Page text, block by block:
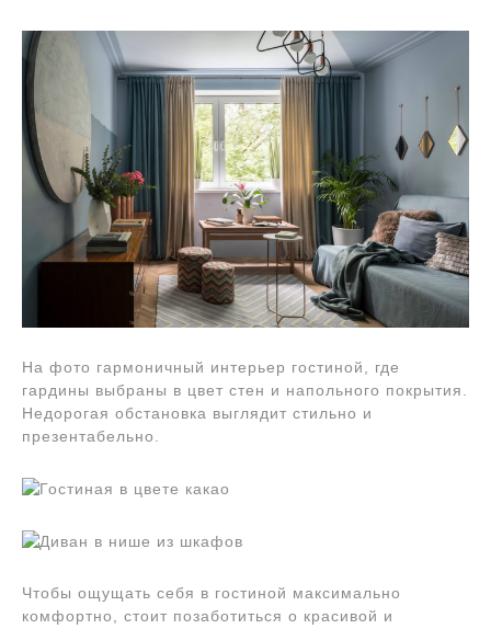
На фото гармоничный интерьер гостиной, где
гардины выбраны в цвет стен и напольного покрытия.
Недорогая обстановка выглядит стильно и
презентабельно.
Чтобы ощущать себя в гостиной максимально
комфортно, стоит позаботиться о красивой и